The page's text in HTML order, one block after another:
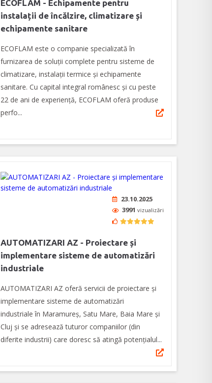
ECOFLAM - Echipamente pentru
instalații de încălzire, climatizare și
echipamente sanitare
ECOFLAM este o companie specializată în
furnizarea de soluții complete pentru sisteme de
climatizare, instalații termice și echipamente
sanitare. Cu capital integral românesc și cu peste
22 de ani de experiență, ECOFLAM oferă produse
perfo...
23.10.2025
3991 vizualizări
AUTOMATIZARI AZ - Proiectare și
implementare sisteme de automatizări
industriale
AUTOMATIZARI AZ oferă servicii de proiectare și
implementare sisteme de automatizări
industriale în Maramureș, Satu Mare, Baia Mare și
Cluj și se adresează tuturor companiilor (din
diferite industrii) care doresc să atingă potențialul...